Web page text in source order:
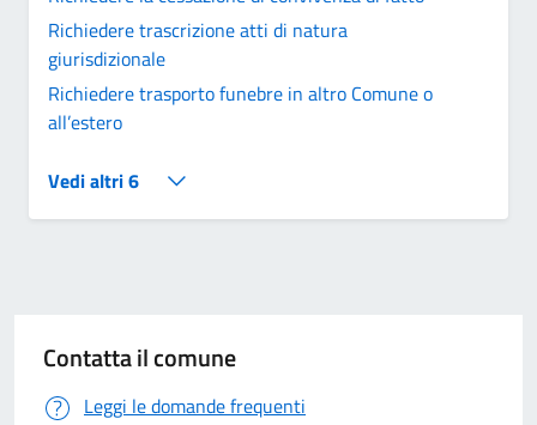
Richiedere trascrizione atti di natura
giurisdizionale
Richiedere trasporto funebre in altro Comune o
all’estero
Vedi altri 6
Contatta il comune
Leggi le domande frequenti